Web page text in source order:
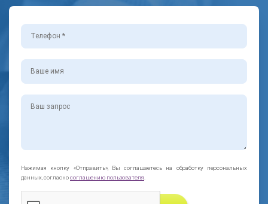
Нажимая кнопку «Отправить», Вы соглашаетесь на обработку персональных
данных, согласносоглашению пользователя